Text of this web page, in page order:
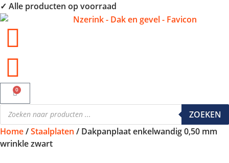
✓ Alle producten op voorraad
0
ZOEKEN
Home/Staalplaten / Dakpanplaat enkelwandig 0,50 mm
wrinkle zwart